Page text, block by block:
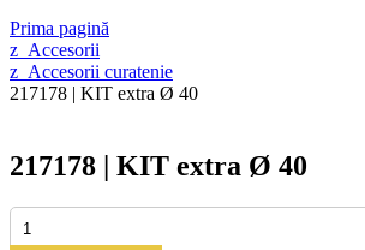
Prima pagină
z_Accesorii
z_Accesorii curatenie
217178 | KIT extra Ø 40
217178 | KIT extra Ø 40
Cantitate
217178